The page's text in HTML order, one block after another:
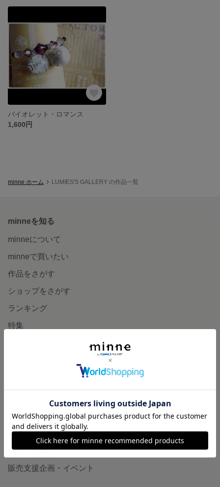
バイオレット・ロマンス
1,600円
minne ホーム LUMIES'S GALLERY の作品一覧
minneを知る
minneについて
minneで買いたい
作品をさがす
ショップをさがす
ランキング
特集
ヴィンテージ販売
ダウンロード販売
minne PLUS
minne LAB
販売支援企画・イベント